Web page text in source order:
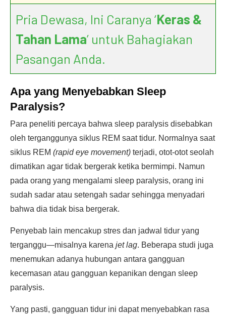
Pria Dewasa, Ini Caranya ‘Keras &
Tahan Lama’ untuk Bahagiakan
Pasangan Anda.
Apa yang Menyebabkan Sleep
Paralysis?
Para peneliti percaya bahwa sleep paralysis disebabkan
oleh terganggunya siklus REM saat tidur. Normalnya saat
siklus REM (rapid eye movement) terjadi, otot-otot seolah
dimatikan agar tidak bergerak ketika bermimpi. Namun
pada orang yang mengalami sleep paralysis, orang ini
sudah sadar atau setengah sadar sehingga menyadari
bahwa dia tidak bisa bergerak.
Penyebab lain mencakup stres dan jadwal tidur yang
terganggu—misalnya karena jet lag. Beberapa studi juga
menemukan adanya hubungan antara gangguan
kecemasan atau gangguan kepanikan dengan sleep
paralysis.
Yang pasti, gangguan tidur ini dapat menyebabkan rasa